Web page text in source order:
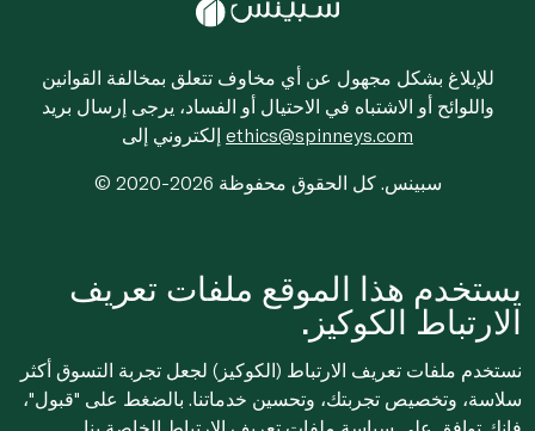
للإبلاغ بشكل مجهول عن أي مخاوف تتعلق بمخالفة القوانين
واللوائح أو الاشتباه في الاحتيال أو الفساد، يرجى إرسال بريد
ethics@spinneys.com
© 2020-2026 سبينس. كل الحقوق محفوظة
يستخدم هذا الموقع ملفات تعريف
الارتباط الكوكيز.
نستخدم ملفات تعريف الارتباط (الكوكيز) لجعل تجربة التسوق أكثر
سلاسة، وتخصيص تجربتك، وتحسين خدماتنا. بالضغط على "قبول"،